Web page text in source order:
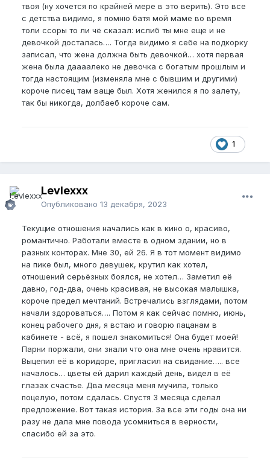
твоя (ну хочется по крайней мере в это верить). Это все
с детства видимо, я помню батя мой маме во время
толи ссоры то ли чё сказал: ислиб ты мне еще и не
девочкой досталась…. Тогда видимо я себе на подкорку
записал, что жена должна быть девочкой… хотя первая
жена была даааалеко не девочка с богатым прошлым и
тогда настоящим (изменяла мне с бывшим и другими)
короче писец там ваще был. Хотя женился я по залету,
так бы никогда, долбаеб короче сам.
1
Levlexxx
Опубликовано 13 декабря, 2023
Текущие отношения начались как в кино о, красиво,
романтично. Работали вместе в одном здании, но в
разных конторах. Мне 30, ей 26. Я в тот момент видимо
на пике был, много девушек, крутил как хотел,
отношений серьёзных боялся, не хотел… Заметил её
давно, год-два, очень красивая, не высокая малышка,
короче предел мечтаний. Встречались взглядами, потом
начали здороваться…. Потом я как сейчас помню, июнь,
конец рабочего дня, я встаю и говорю пацанам в
кабинете - всё, я пошел знакомиться! Она будет моей!
Парни поржали, они знали что она мне очень нравится.
Выцепил её в коридоре, пригласил на свидание….. все
началось… цветы ей дарил каждый день, видел в её
глазах счастье. Два месяца меня мучила, только
поцелую, потом сдалась. Спустя 3 месяца сделал
предложение. Вот такая история. За все эти годы она ни
разу не дала мне повода усомниться в верности,
спасибо ей за это.